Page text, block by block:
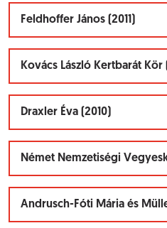
Feldhoffer János (2011)
Kovács László Kertbarát Kör
Draxler Éva (2010)
Német Nemzetiségi
Andrusch-Fóti Mária és